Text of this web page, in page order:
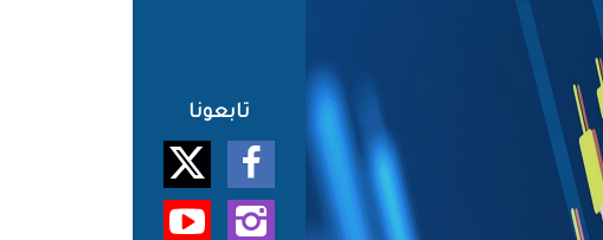
تابعونا